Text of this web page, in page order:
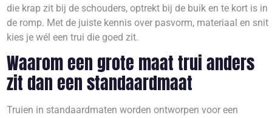
die krap zit bij de schouders, optrekt bij de buik en te kort is in
de romp. Met de juiste kennis over pasvorm, materiaal en snit
kies je wél een trui die goed zit.
Waarom een grote maat trui anders
zit dan een standaardmaat
Truien in standaardmaten worden ontworpen voor een